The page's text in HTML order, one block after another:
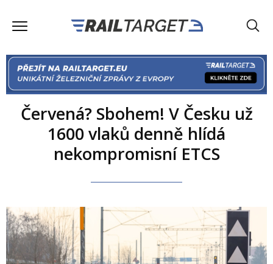
Červená? Sbohem! V Česku už
1600 vlaků denně hlídá
nekompromisní ETCS